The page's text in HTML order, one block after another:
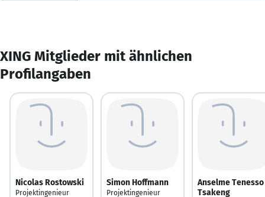
XING Mitglieder mit ähnlichen
Profilangaben
Nicolas Rostowski
Projektingenieur
Simon Hoffmann
Projektingenieur
Anselme Tenesso
Tsakeng